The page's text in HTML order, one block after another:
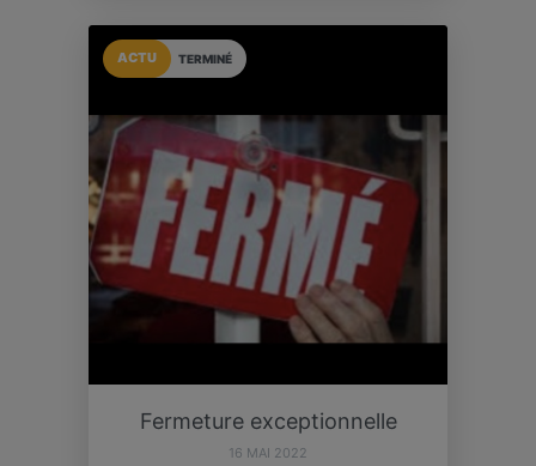
TERMINÉ
ACTU
Fermeture exceptionnelle
16 MAI 2022